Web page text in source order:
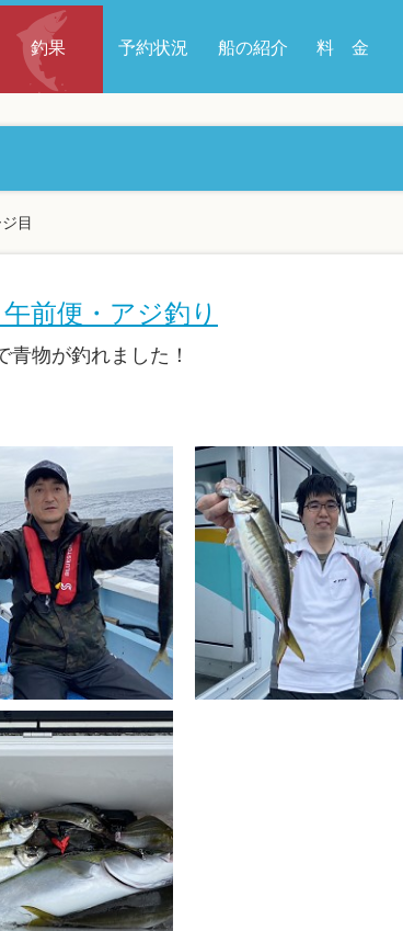
釣果 予約状況 船の紹介 料 金
目
前便・アジ釣り
青物が釣れました！